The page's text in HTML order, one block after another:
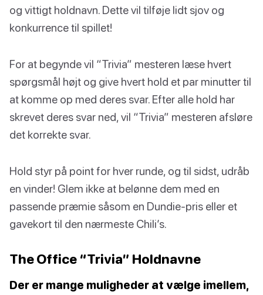
og vittigt holdnavn. Dette vil tilføje lidt sjov og
konkurrence til spillet!
For at begynde vil “Trivia” mesteren læse hvert
spørgsmål højt og give hvert hold et par minutter til
at komme op med deres svar. Efter alle hold har
skrevet deres svar ned, vil “Trivia” mesteren afsløre
det korrekte svar.
Hold styr på point for hver runde, og til sidst, udråb
en vinder! Glem ikke at belønne dem med en
passende præmie såsom en Dundie-pris eller et
gavekort til den nærmeste Chili’s.
The Office “Trivia” Holdnavne
Der er mange muligheder at vælge imellem,